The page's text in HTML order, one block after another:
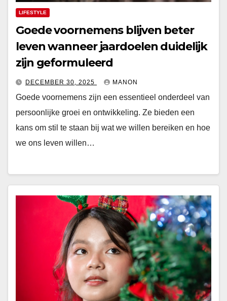
LIFESTYLE
Goede voornemens blijven beter
leven wanneer jaardoelen duidelijk
zijn geformuleerd
DECEMBER 30, 2025 MANON
Goede voornemens zijn een essentieel onderdeel van
persoonlijke groei en ontwikkeling. Ze bieden een
kans om stil te staan bij wat we willen bereiken en hoe
we ons leven willen…